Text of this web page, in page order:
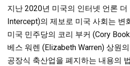
지난 2020년 미국의 인터넷 언론 더
Intercept)의 제보로 미국 사회는 변
미국 민주당의 코리 부커 (Cory
베스 워렌 (Elizabeth Warren) 상원
공장식 축산업을 폐지하는 내용의